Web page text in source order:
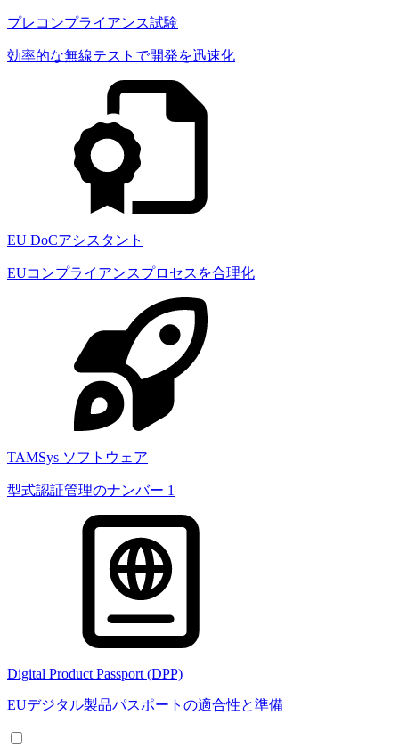
プレコンプライアンス試験
効率的な無線テストで開発を迅速化
EU DoCアシスタント
EUコンプライアンスプロセスを合理化
TAMSys ソフトウェア
型式認証管理のナンバー 1
Digital Product Passport (DPP)
EUデジタル製品パスポートの適合性と準備